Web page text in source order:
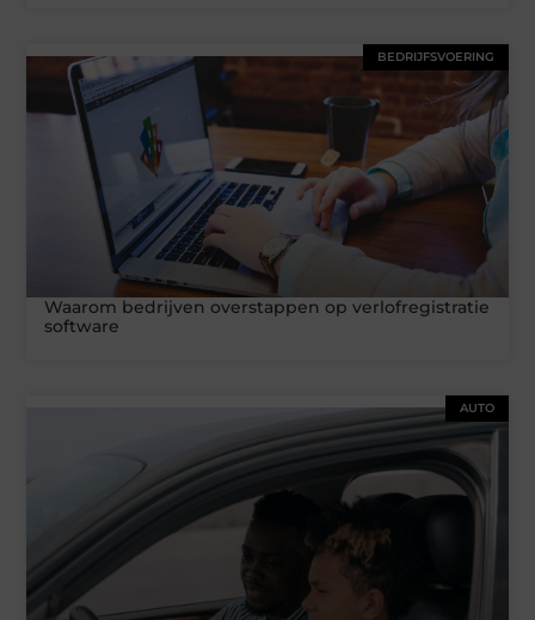
BEDRIJFSVOERING
Waarom bedrijven overstappen op verlofregistratie
software
AUTO